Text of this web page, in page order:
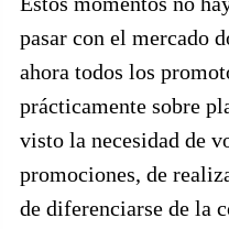
pasar con el mercado
ahora todos los
prácticamente sobre
visto la necesidad de
promociones, de
de diferenciarse de la